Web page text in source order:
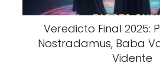
Veredicto Final 2025:
Nostradamus, Baba
Vidente